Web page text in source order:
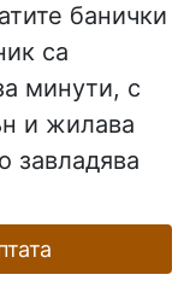
банички
са
минути, с
и жилава
завладява